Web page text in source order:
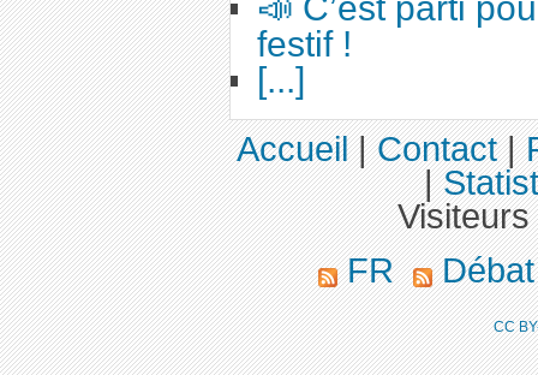
festif !
[...]
Accueil|Contact|
|
FR
CC